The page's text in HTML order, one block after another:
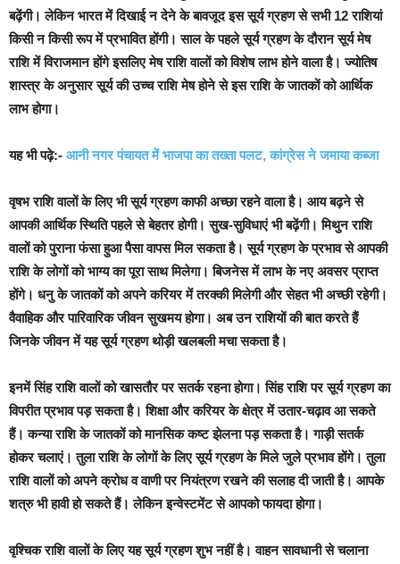
बढ़ेंगी। लेकिन भारत में दिखाई न देने के बावजूद इस सूर्य ग्रहण से सभी 12 राशियां
किसी न किसी रूप में प्रभावित होंगी। साल के पहले सूर्य ग्रहण के दौरान सूर्य मेष
राशि में विराजमान होंगे इसलिए मेष राशि वालों को विशेष लाभ होने वाला है। ज्योतिष
शास्त्र के अनुसार सूर्य की उच्च राशि मेष होने से इस राशि के जातकों को आर्थिक
लाभ होगा।
यह भी पढ़े:- आनी नगर पंचायत में भाजपा का तख्ता पलट, कांग्रेस ने जमाया कब्जा
वृषभ राशि वालों के लिए भी सूर्य ग्रहण काफी अच्छा रहने वाला है। आय बढ़ने से
आपकी आर्थिक स्थिति पहले से बेहतर होगी। सुख-सुविधाएं भी बढ़ेंगी। मिथुन राशि
वालों को पुराना फंसा हुआ पैसा वापस मिल सकता है। सूर्य ग्रहण के प्रभाव से आपकी
राशि के लोगों को भाग्य का पूरा साथ मिलेगा। बिजनेस में लाभ के नए अवसर प्राप्त
होंगे। धनु के जातकों को अपने करियर में तरक्की मिलेगी और सेहत भी अच्छी रहेगी।
वैवाहिक और पारिवारिक जीवन सुखमय होगा। अब उन राशियों की बात करते हैं
जिनके जीवन में यह सूर्य ग्रहण थोड़ी खलबली मचा सकता है।
इनमें सिंह राशि वालों को खासतौर पर सतर्क रहना होगा। सिंह राशि पर सूर्य ग्रहण का
विपरीत प्रभाव पड़ सकता है। शिक्षा और करियर के क्षेत्र में उतार-चढ़ाव आ सकते
हैं। कन्या राशि के जातकों को मानसिक कष्ट झेलना पड़ सकता है। गाड़ी सतर्क
होकर चलाएं। तुला राशि के लोगों के लिए सूर्य ग्रहण के मिले जुले प्रभाव होंगे। तुला
राशि वालों को अपने क्रोध व वाणी पर नियंत्रण रखने की सलाह दी जाती है। आपके
शत्रु भी हावी हो सकते हैं। लेकिन इन्वेस्टमेंट से आपको फायदा होगा।
वृश्चिक राशि वालों के लिए यह सूर्य ग्रहण शुभ नहीं है। वाहन सावधानी से चलाना